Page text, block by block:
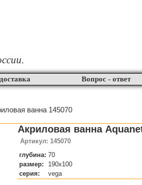
Вопрос - ответ
ванна 145070
Акриловая ванна
Артикул: 145070
глубина: 70
размер:
190x100
серия:
vega